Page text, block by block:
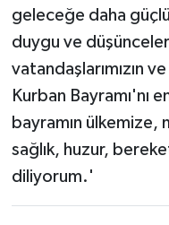
geleceğe daha
duygu ve
vatandaşlarımızın
Kurban Bayramı'nı
bayramın ülkemize,
sağlık, huzur,
diliyorum.'